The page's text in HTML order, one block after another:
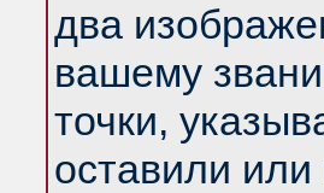
два
вашему
точки,
оставили